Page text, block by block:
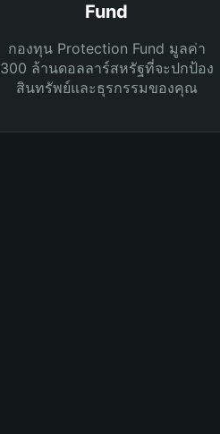
Fund
กองทุน Protection Fund มูลค่า
300 ล้านดอลลาร์สหรัฐที่จะปกป้อง
สินทรัพย์และธุรกรรมของคุณ